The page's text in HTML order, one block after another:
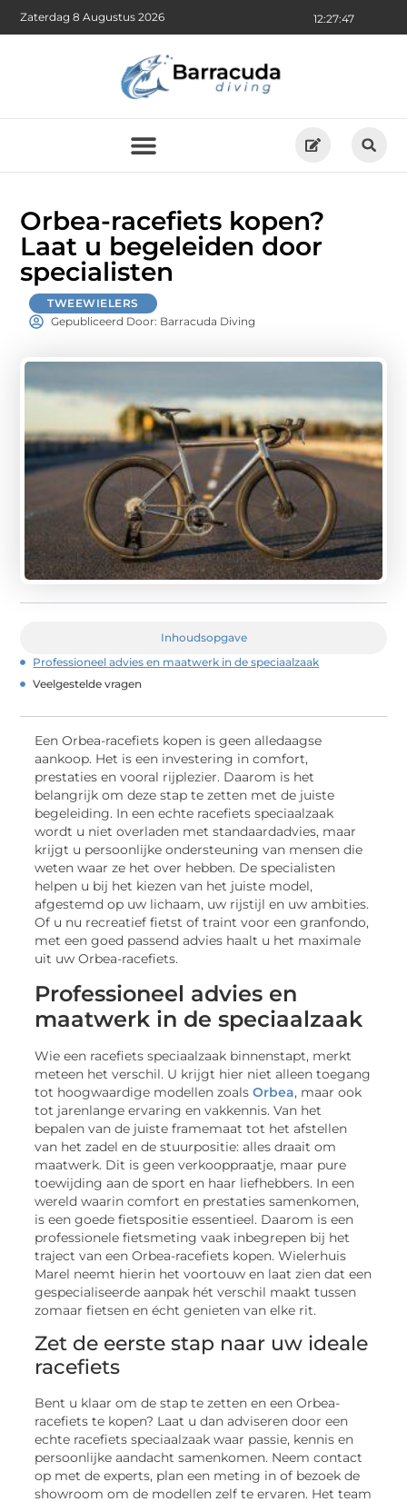
12:27:48
Zaterdag 8 Augustus 2026
Orbea-racefiets kopen?
Laat u begeleiden door
specialisten
TWEEWIELERS
Gepubliceerd Door: Barracuda Diving
Inhoudsopgave
Professioneel advies en maatwerk in de speciaalzaak
Veelgestelde vragen
Een Orbea-racefiets kopen is geen alledaagse
aankoop. Het is een investering in comfort,
prestaties en vooral rijplezier. Daarom is het
belangrijk om deze stap te zetten met de juiste
begeleiding. In een echte racefiets speciaalzaak
wordt u niet overladen met standaardadvies, maar
krijgt u persoonlijke ondersteuning van mensen die
weten waar ze het over hebben. De specialisten
helpen u bij het kiezen van het juiste model,
afgestemd op uw lichaam, uw rijstijl en uw ambities.
Of u nu recreatief fietst of traint voor een granfondo,
met een goed passend advies haalt u het maximale
uit uw Orbea-racefiets.
Professioneel advies en
maatwerk in de speciaalzaak
Wie een racefiets speciaalzaak binnenstapt, merkt
meteen het verschil. U krijgt hier niet alleen toegang
tot hoogwaardige modellen zoalsOrbea, maar ook
tot jarenlange ervaring en vakkennis. Van het
bepalen van de juiste framemaat tot het afstellen
van het zadel en de stuurpositie: alles draait om
maatwerk. Dit is geen verkooppraatje, maar pure
toewijding aan de sport en haar liefhebbers. In een
wereld waarin comfort en prestaties samenkomen,
is een goede fietspositie essentieel. Daarom is een
professionele fietsmeting vaak inbegrepen bij het
traject van een Orbea-racefiets kopen. Wielerhuis
Marel neemt hierin het voortouw en laat zien dat een
gespecialiseerde aanpak hét verschil maakt tussen
zomaar fietsen en écht genieten van elke rit.
Zet de eerste stap naar uw ideale
racefiets
Bent u klaar om de stap te zetten en een Orbea-
racefiets te kopen? Laat u dan adviseren door een
echte racefiets speciaalzaak waar passie, kennis en
persoonlijke aandacht samenkomen. Neem contact
op met de experts, plan een meting in of bezoek de
showroom om de modellen zelf te ervaren. Het team